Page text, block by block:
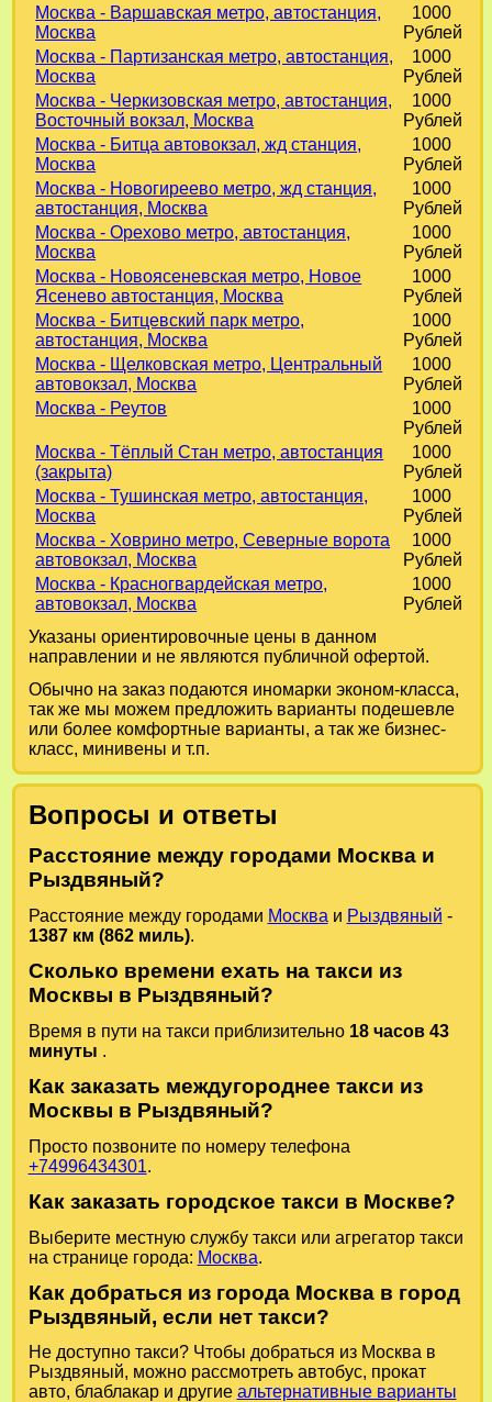
Москва - Варшавская метро, автостанция,
Москва
1000
Рублей
Москва - Партизанская метро, автостанция,
Москва
1000
Рублей
Москва - Черкизовская метро, автостанция,
Восточный вокзал, Москва
1000
Рублей
Москва - Битца автовокзал, жд станция,
Москва
1000
Рублей
Москва - Новогиреево метро, жд станция,
автостанция, Москва
1000
Рублей
Москва - Орехово метро, автостанция,
Москва
1000
Рублей
Москва - Новоясеневская метро, Новое
Ясенево автостанция, Москва
1000
Рублей
Москва - Битцевский парк метро,
автостанция, Москва
1000
Рублей
Москва - Щелковская метро, Центральный
автовокзал, Москва
1000
Рублей
Москва - Реутов
1000
Рублей
Москва - Тёплый Стан метро, автостанция
(закрыта)
1000
Рублей
Москва - Тушинская метро, автостанция,
Москва
1000
Рублей
Москва - Ховрино метро, Северные ворота
автовокзал, Москва
1000
Рублей
Москва - Красногвардейская метро,
автовокзал, Москва
1000
Рублей
Указаны ориентировочные цены в данном
направлении и не являются публичной офертой.
Обычно на заказ подаются иномарки эконом-класса,
так же мы можем предложить варианты подешевле
или более комфортные варианты, а так же бизнес-
класс, минивены и т.п.
Вопросы и ответы
Расстояние между городами Москва и
Рыздвяный?
Расстояние между городами Москва и Рыздвяный -
1387 км (862 миль).
Сколько времени ехать на такси из
Москвы в Рыздвяный?
Время в пути на такси приблизительно 18 часов 43
минуты .
Как заказать междугороднее такси из
Москвы в Рыздвяный?
Просто позвоните по номеру телефона
+74996434301.
Как заказать городское такси в Москве?
Выберите местную службу такси или агрегатор такси
на странице города: Москва.
Как добраться из города Москва в город
Рыздвяный, если нет такси?
Не доступно такси? Чтобы добраться из Москва в
Рыздвяный, можно рассмотреть автобус, прокат
авто, блаблакар и другие альтернативные варианты